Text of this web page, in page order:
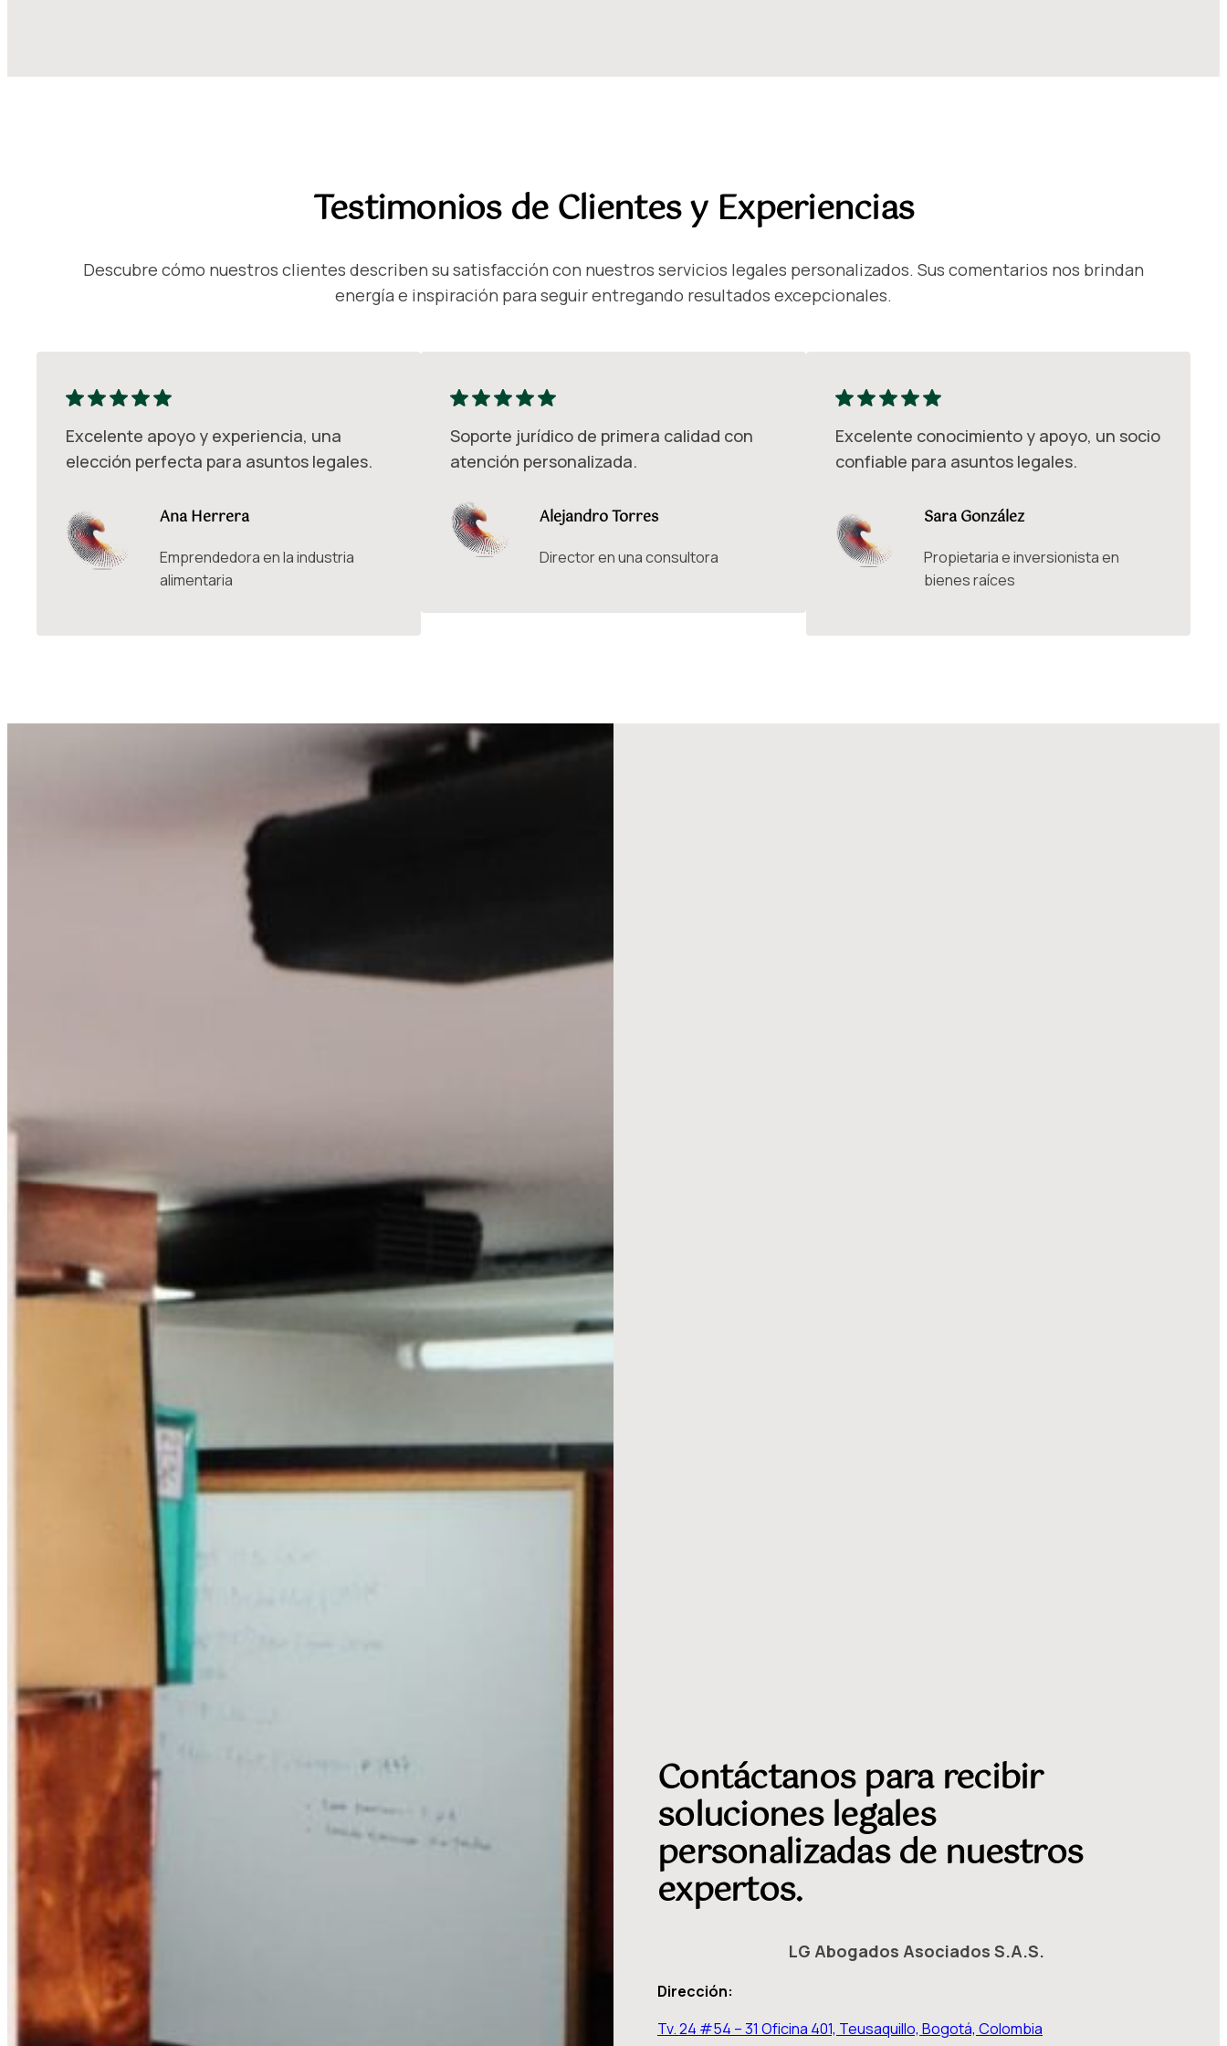
Testimonios de Clientes y Experiencias
Descubre cómo nuestros clientes describen su satisfacción con nuestros servicios legales personalizados. Sus comentarios nos brindan
energía e inspiración para seguir entregando resultados excepcionales.
Excelente apoyo y experiencia, una
elección perfecta para asuntos legales.
Ana Herrera
Emprendedora en la industria
alimentaria
Soporte jurídico de primera calidad con
atención personalizada.
Alejandro Torres
Director en una consultora
Excelente conocimiento y apoyo, un socio
confiable para asuntos legales.
Sara González
Propietaria e inversionista en
bienes raíces
Contáctanos para recibir
soluciones legales
personalizadas de nuestros
expertos.
LG Abogados Asociados S.A.S.
Dirección:
Tv. 24 #54 – 31 Oficina 401, Teusaquillo, Bogotá, Colombia